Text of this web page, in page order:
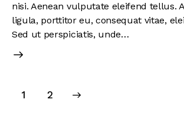
nisi. Aenean vulputate eleifend tellus.
ligula, porttitor eu, consequat vitae,
Sed ut perspiciatis, unde…
1 2